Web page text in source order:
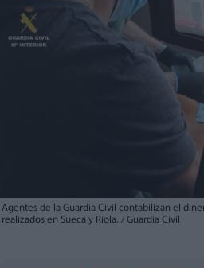
Agentes de la Guardia Civil contabilizan el
realizados en Sueca y Riola. / Guardia Civil